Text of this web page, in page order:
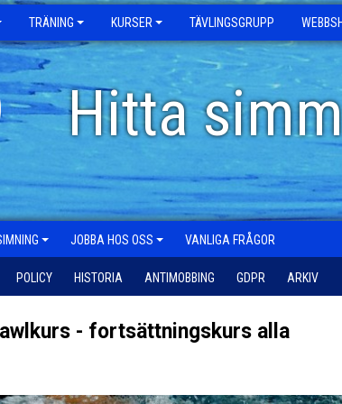
TRÄNING KURSER TÄVLINGSGRUPP
Hitta
JOBBA HOS OSS VANLIGA FRÅGOR
POLICY HISTORIA ANTIMOBBING GDPR ARKIV
- fortsättningskurs alla